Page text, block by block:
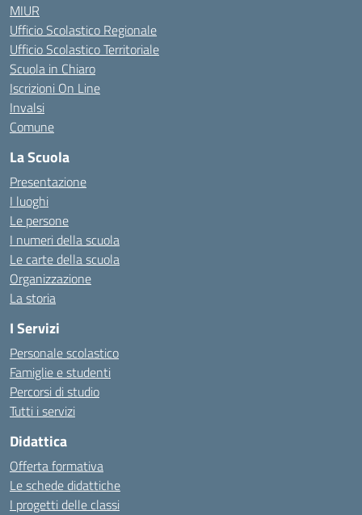
MIUR
Ufficio Scolastico Regionale
Ufficio Scolastico Territoriale
Scuola in Chiaro
Iscrizioni On Line
Invalsi
Comune
La Scuola
Presentazione
I luoghi
Le persone
I numeri della scuola
Le carte della scuola
Organizzazione
La storia
I Servizi
Personale scolastico
Famiglie e studenti
Percorsi di studio
Tutti i servizi
Didattica
Offerta formativa
Le schede didattiche
I progetti delle classi